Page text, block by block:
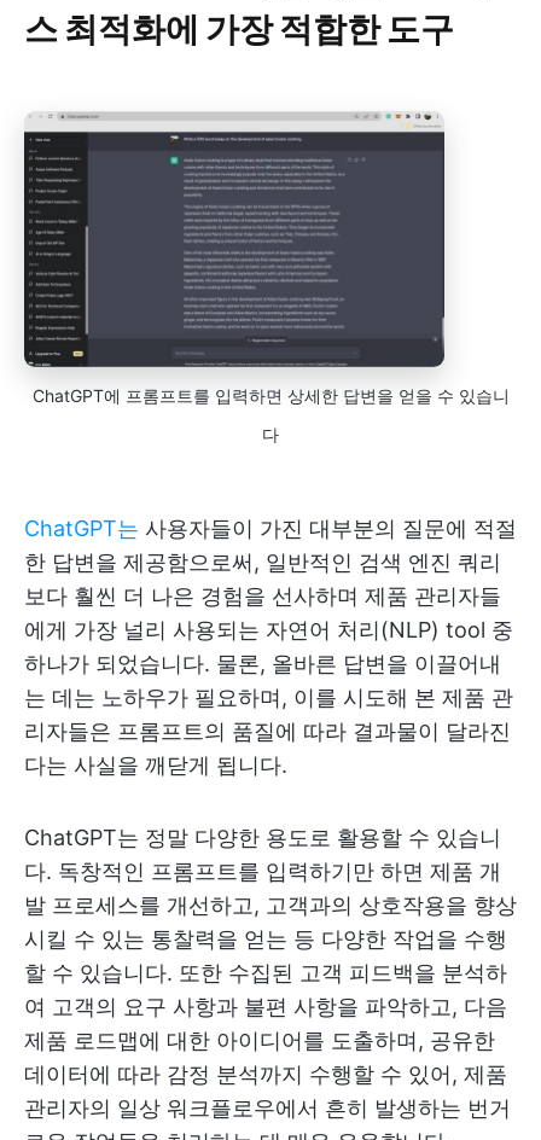
스 최적화에 가장 적합한 도구
ChatGPT에 프롬프트를 입력하면 상세한 답변을 얻을 수 있습니
다
ChatGPT는 사용자들이 가진 대부분의 질문에 적절
한 답변을 제공함으로써, 일반적인 검색 엔진 쿼리
보다 훨씬 더 나은 경험을 선사하며 제품 관리자들
에게 가장 널리 사용되는 자연어 처리(NLP) tool 중
하나가 되었습니다. 물론, 올바른 답변을 이끌어내
는 데는 노하우가 필요하며, 이를 시도해 본 제품 관
리자들은 프롬프트의 품질에 따라 결과물이 달라진
다는 사실을 깨닫게 됩니다.
ChatGPT는 정말 다양한 용도로 활용할 수 있습니
다. 독창적인 프롬프트를 입력하기만 하면 제품 개
발 프로세스를 개선하고, 고객과의 상호작용을 향상
시킬 수 있는 통찰력을 얻는 등 다양한 작업을 수행
할 수 있습니다. 또한 수집된 고객 피드백을 분석하
여 고객의 요구 사항과 불편 사항을 파악하고, 다음
제품 로드맵에 대한 아이디어를 도출하며, 공유한
데이터에 따라 감정 분석까지 수행할 수 있어, 제품
관리자의 일상 워크플로우에서 흔히 발생하는 번거